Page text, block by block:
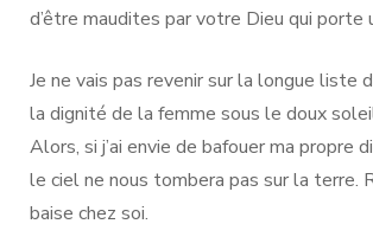
d’être maudites par votre Dieu qui porte
Je ne vais pas revenir sur la longue liste
la dignité de la femme sous le doux
Alors, si j’ai envie de bafouer ma propre
le ciel ne nous tombera pas sur la terre.
baise chez soi.